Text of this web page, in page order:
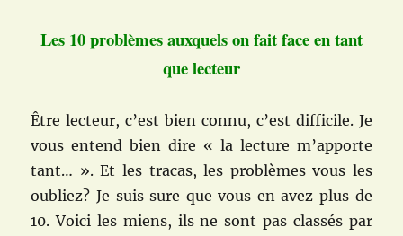
Les 10 problèmes auxquels on fait face en tant
que lecteur
Être lecteur, c’est bien connu, c’est difficile. Je
vous entend bien dire « la lecture m’apporte
tant… ». Et les tracas, les problèmes vous les
oubliez? Je suis sure que vous en avez plus de
10. Voici les miens, ils ne sont pas classés par